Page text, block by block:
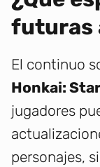
futuras
El continuo
Honkai:
jugadores
personajes,